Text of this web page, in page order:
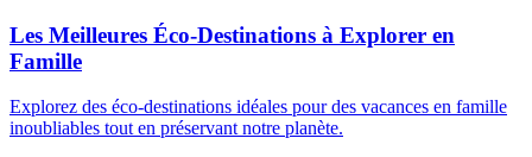
Les Meilleures Éco-Destinations à Explorer en
Famille
Explorez des éco-destinations idéales pour des vacances en famille
inoubliables tout en préservant notre planète.